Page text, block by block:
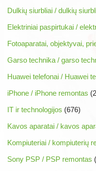
Dulkių siurbliai / dulkių
Elektriniai paspirtukai /
Fotoaparatai, objektyvai,
Garso technika / garso
Huawei telefonai / Huawei
iPhone / iPhone remontas
IT ir technologijos (676)
Kavos aparatai / kavos
Kompiuteriai / kompiuterių
Sony PSP / PSP remontas